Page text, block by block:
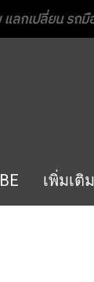
แลกเปลี่ยน รถ
เพิ่มเติม